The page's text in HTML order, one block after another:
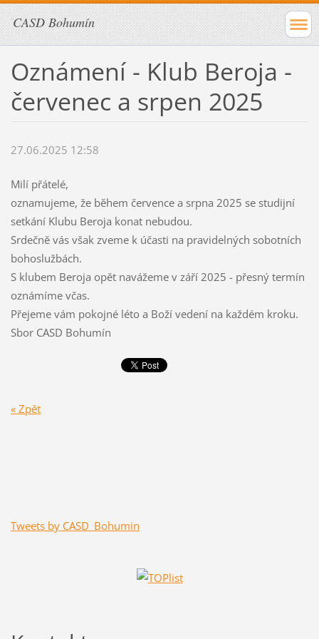
CASD Bohumín
Oznámení - Klub Beroja -
červenec a srpen 2025
27.06.2025 12:58
Milí přátelé,
oznamujeme, že během července a srpna 2025 se studijní
setkání Klubu Beroja konat nebudou.
Srdečně vás však zveme k účasti na pravidelných sobotních
bohoslužbách.
S klubem Beroja opět navážeme v září 2025 - přesný termín
oznámíme včas.
Přejeme vám pokojné léto a Boží vedení na každém kroku.
Sbor CASD Bohumín
« Zpět
Tweets by CASD_Bohumin